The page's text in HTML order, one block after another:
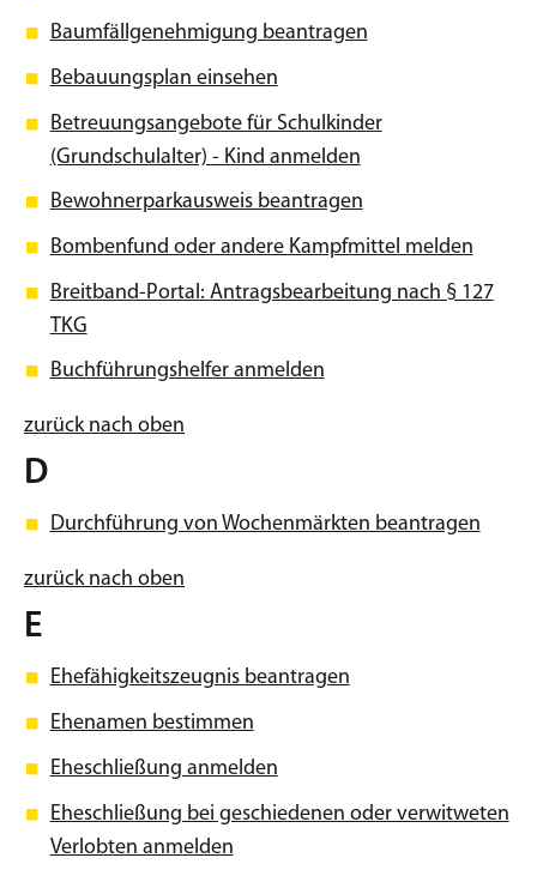
Baumfällgenehmigung beantragen
Bebauungsplan einsehen
Betreuungsangebote für Schulkinder
(Grundschulalter) - Kind anmelden
Bewohnerparkausweis beantragen
Bombenfund oder andere Kampfmittel melden
Breitband-Portal: Antragsbearbeitung nach § 127
TKG
Buchführungshelfer anmelden
zurück nach oben
D
Durchführung von Wochenmärkten beantragen
zurück nach oben
E
Ehefähigkeitszeugnis beantragen
Ehenamen bestimmen
Eheschließung anmelden
Eheschließung bei geschiedenen oder verwitweten
Verlobten anmelden